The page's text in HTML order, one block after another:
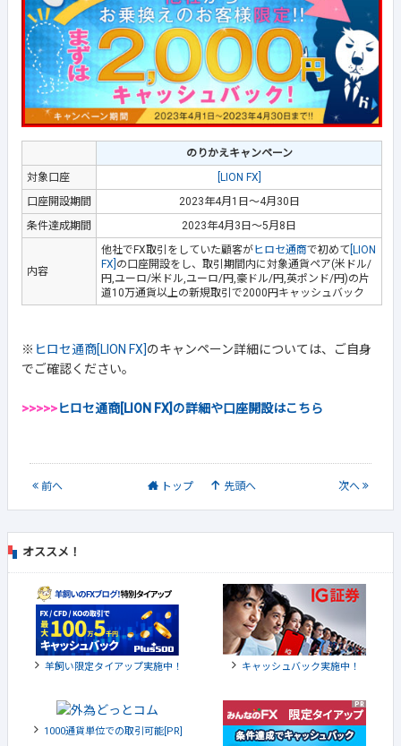
のりかえキャンペーン
対象口座
[LION FX]
口座開設期間
2023年4月1日～4月30日
条件達成期間
2023年4月3日～5月8日
内容
他社でFX取引をしていた顧客がヒロセ通商で初めて [LION
FX] の口座開設をし、取引期間内に対象通貨ペア(米ドル/
円,ユーロ/米ドル,ユーロ/円,豪ドル/円,英ポンド/円)の片
道10万通貨以上の新規取引で2000円キャッシュバック
※ ヒロセ通商[LION FX]のキャンペーン詳細については、ご自身
でご確認ください。
>>>>>ヒロセ通商[LION FX]の詳細や口座開設はこちら
前へ トップ 先頭へ 次へ
オススメ！
羊飼い限定タイアップ実施中！ キャッシュバック実施中！
1000通貨単位での取引可能[PR]